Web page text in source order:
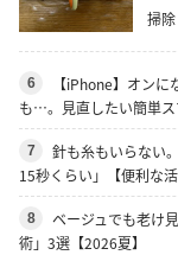
掃
6
【iPhone】オン
も…。見直したい簡単ス
7
針も糸もいらない
15秒くらい」【便利な活
8
ベージュでも老け
術」3選【2026夏】